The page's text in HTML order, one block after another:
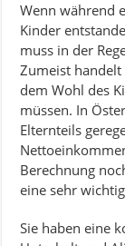
Wenn während
Kinder
muss in der
Zumeist
dem Wohl des
müssen. In
Elternteils
Berechnung
eine sehr
Sie haben eine